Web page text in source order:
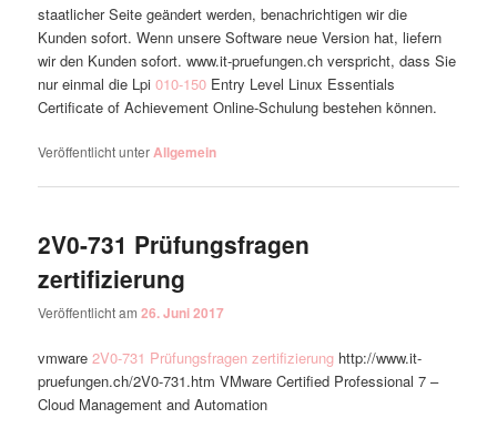
staatlicher Seite geändert werden, benachrichtigen wir die
Kunden sofort. Wenn unsere Software neue Version hat, liefern
wir den Kunden sofort. www.it-pruefungen.ch verspricht, dass Sie
nur einmal die Lpi010-150 Entry Level Linux Essentials
Certificate of Achievement Online-Schulung bestehen können.
Veröffentlicht unterAllgemein
2V0-731 Prüfungsfragen
zertifizierung
Veröffentlicht am26. Juni 2017
vmware2V0-731 Prüfungsfragen zertifizierung http://www.it-
pruefungen.ch/2V0-731.htm VMware Certified Professional 7 –
Cloud Management and Automation